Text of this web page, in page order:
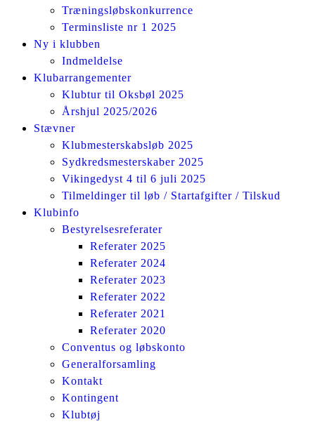
Træningsløbskonkurrence
Terminsliste nr 1 2025
Ny i klubben
Indmeldelse
Klubarrangementer
Klubtur til Oksbøl 2025
Årshjul 2025/2026
Stævner
Klubmesterskabsløb 2025
Sydkredsmesterskaber 2025
Vikingedyst 4 til 6 juli 2025
Tilmeldinger til løb / Startafgifter / Tilskud
Klubinfo
Bestyrelsesreferater
Referater 2025
Referater 2024
Referater 2023
Referater 2022
Referater 2021
Referater 2020
Conventus og løbskonto
Generalforsamling
Kontakt
Kontingent
Klubtøj